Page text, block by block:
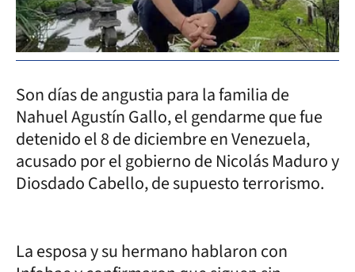
Son días de angustia para la familia de
Nahuel Agustín Gallo, el gendarme que fue
detenido el 8 de diciembre en Venezuela,
acusado por el gobierno de Nicolás Maduro y
Diosdado Cabello, de supuesto terrorismo.
La esposa y su hermano hablaron con